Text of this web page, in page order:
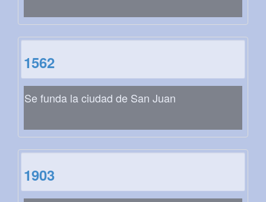
1562
Se funda la ciudad de San Juan
1903